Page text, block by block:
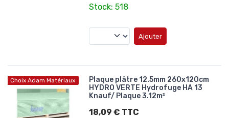
Stock: 518
Ajouter
Choix Adam Matériaux
Plaque plâtre 12.5mm 260x120cm
HYDRO VERTE Hydrofuge HA 13
Knauf/ Plaque 3.12m²
18,09 € TTC